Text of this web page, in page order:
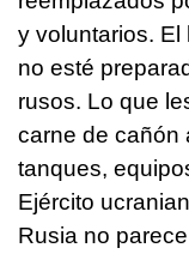
y voluntarios.
no esté
rusos. Lo que
carne de cañón
tanques,
Ejército
Rusia no